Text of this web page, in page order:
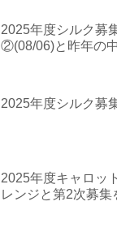
2025年度シルク募
②(08/06)と昨年の
2025年度シルク募
2025年度キャロッ
レンジと第2次募集